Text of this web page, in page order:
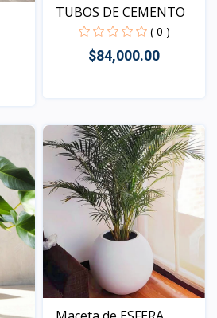
TUBOS DE CEMENTO
( 0 )
$84,000.00